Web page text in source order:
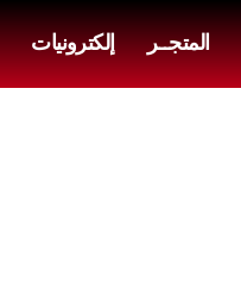
المتجــر إلكترونيات